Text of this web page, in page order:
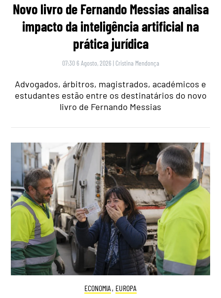
Novo livro de Fernando Messias analisa
impacto da inteligência artificial na
prática jurídica
07:30 6 Agosto, 2026 | Cristina Mendonça
Advogados, árbitros, magistrados, académicos e
estudantes estão entre os destinatários do novo
livro de Fernando Messias
ECONOMIA , EUROPA